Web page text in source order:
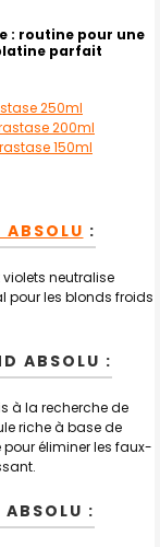
: routine pour une
parfait
250ml
200ml
150ml
ABSOLU :
neutralise
pour les blonds froids
ABSOLU :
à la recherche de
riche à base de
éliminer les faux-
ABSOLU :